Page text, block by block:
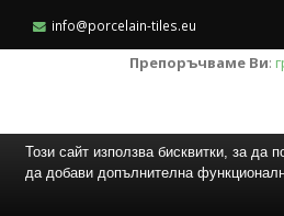
info@porcelain-tiles.eu
Препоръчваме Ви:
Този сайт използва бисквитки, за да
да добави допълнителна